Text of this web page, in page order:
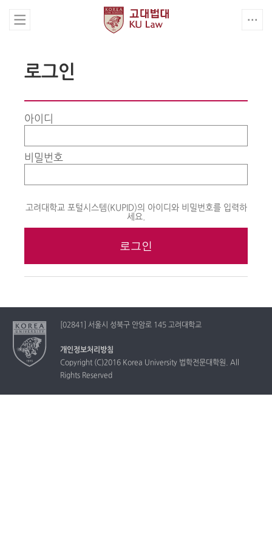
로그인
아이디
비밀번호
고려대학교 포털시스템(KUPID)의 아이디와 비밀번호를 입력하
세요.
[02841] 서울시 성북구 안암로 145 고려대학교
개인정보처리방침
Copyright (C)2016 Korea University 법학전문대학원. All
Rights Reserved